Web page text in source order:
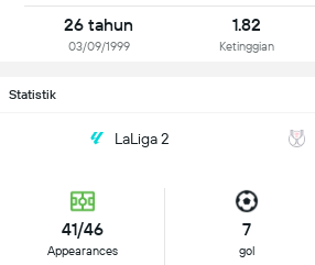
26 tahun
03/09/1999
1.82
Ketinggian
Statistik
LaLiga 2
41/46
Appearances
7
gol